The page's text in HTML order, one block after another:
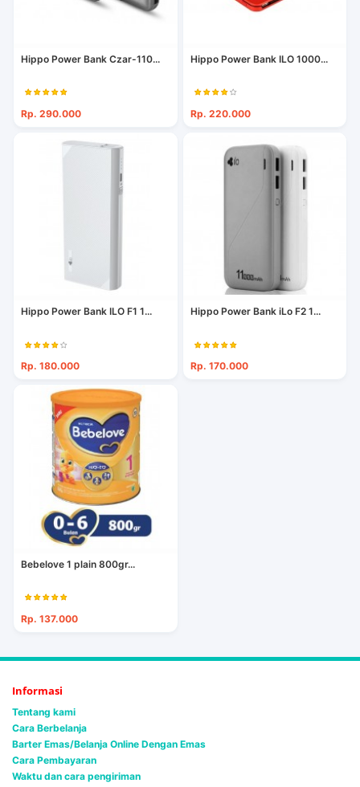
Hippo Power Bank Czar-110...
Rp. 290.000
Hippo Power Bank ILO 1000...
Rp. 220.000
Hippo Power Bank ILO F1 1...
Rp. 180.000
Hippo Power Bank iLo F2 1...
Rp. 170.000
Bebelove 1 plain 800gr...
Rp. 137.000
Informasi
Tentang kami
Cara Berbelanja
Barter Emas/Belanja Online Dengan Emas
Cara Pembayaran
Waktu dan cara pengiriman